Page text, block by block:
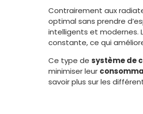
Contrairement aux
optimal sans prendre
intelligents et modernes.
constante, ce qui
Ce type de système de
minimiser leur
savoir plus sur les